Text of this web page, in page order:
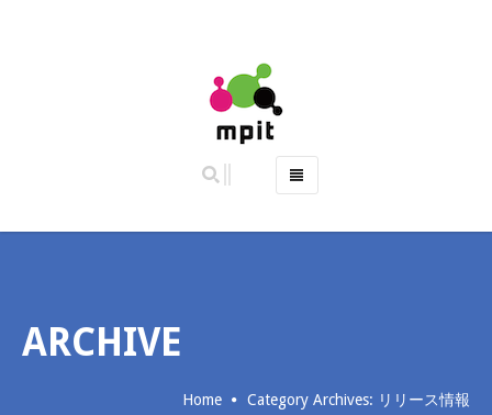
よくある質問
ARCHIVE
Home Category Archives: リリース情報